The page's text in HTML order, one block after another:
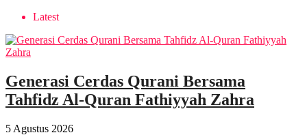
Latest
Generasi Cerdas Qurani Bersama
Tahfidz Al-Quran Fathiyyah Zahra
5 Agustus 2026